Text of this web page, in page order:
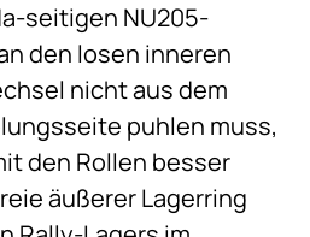
seitigen NU205-
den losen inneren
nicht aus dem
puhlen muss,
den Rollen besser
äußerer Lagerring